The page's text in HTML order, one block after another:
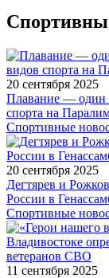
20 сентября 2025
Плавание — один
спорта на
Спортивные
20 сентября 2025
Дегтярев и
России в
Спортивные
11 сентября 2025